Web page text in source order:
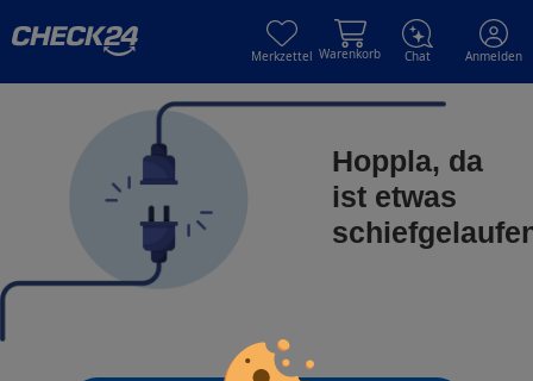
Merkzettel Warenkorb Chat Anmelden
Hoppla, da
ist etwas